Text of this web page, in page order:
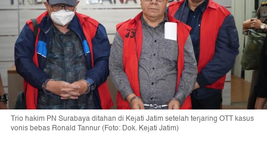
Trio hakim PN Surabaya ditahan di Kejati Jatim setelah terjaring OTT kasus
vonis bebas Ronald Tannur (Foto: Dok. Kejati Jatim)